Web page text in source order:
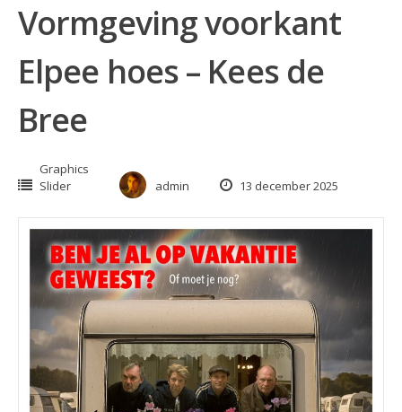
Vormgeving voorkant
Elpee hoes – Kees de
Bree
Graphics
Slider
admin 13 december 2025